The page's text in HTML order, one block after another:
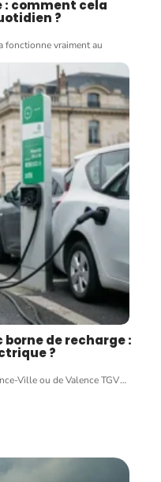
comment cela
?
fonctionne vraiment au
borne de recharge :
?
Ville ou de Valence TGV…